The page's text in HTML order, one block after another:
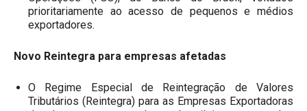
prioritariamente ao acesso de pequenos e médios
exportadores.
Novo Reintegra para empresas afetadas
O Regime Especial de Reintegração de Valores
Tributários (Reintegra) para as Empresas Exportadoras